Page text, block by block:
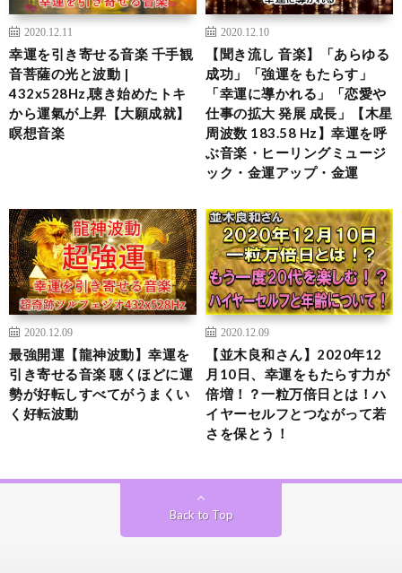
2020.12.11
幸運を引き寄せる音楽 千手観
音菩薩の光と波動 |
432x528Hz,聴き始めたトキ
から運氣が上昇【大願成就】
瞑想音楽
2020.12.10
【聞き流し 音楽】「あらゆる
成功」「強運をもたらす」
「幸運に導かれる」「恋愛や
仕事の拡大 発展 成長」【木星
周波数 183.58 Hz】幸運を呼
ぶ音楽・ヒーリングミュージ
ック・金運アップ・金運
2020.12.09
最強開運【龍神波動】幸運を
引き寄せる音楽 聴くほどに運
勢が好転しすべてがうまくい
く好転波動
2020.12.09
【並木良和さん】2020年12
月10日、幸運をもたらす力が
倍増！？一粒万倍日とは！ハ
イヤーセルフとつながって若
さを保とう！
Back to Top